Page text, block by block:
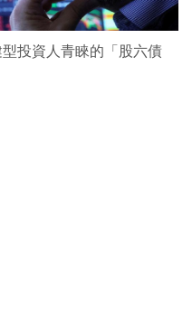
投資人青睞的「股六債